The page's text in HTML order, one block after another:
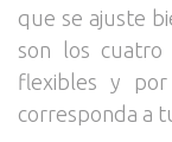
que se ajuste
son los cuatro
flexibles y
corresponda a